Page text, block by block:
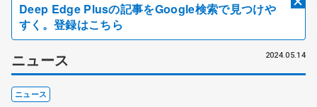
Deep Edge Plusの記事をGoogle検索で見つけや
すく。登録はこちら
ニュース 2024.05.14
ニュース